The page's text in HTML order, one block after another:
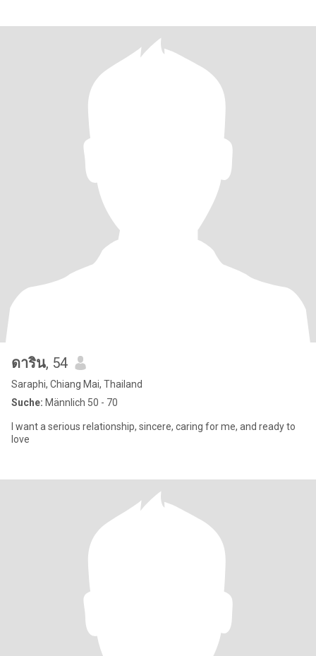
ดาริน, 54
Saraphi, Chiang Mai, Thailand
Suche: Männlich 50 - 70
I want a serious relationship, sincere, caring for me, and ready to
love